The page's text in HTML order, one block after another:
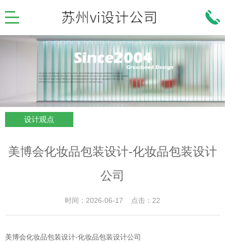
设计观点
美博会化妆品包装设计-化妆品包装设计
公司
时间：2026-06-17 点击：22
美博会化妆品包装设计-化妆品包装设计公司